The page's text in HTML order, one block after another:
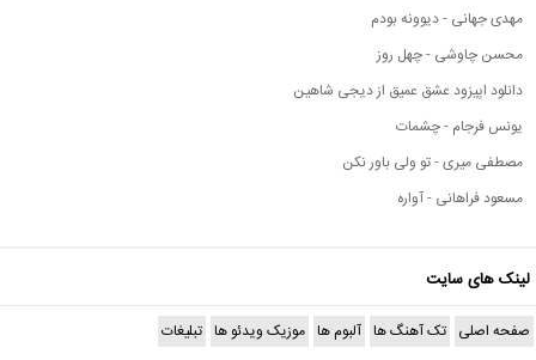
مهدی جهانی - دیوونه بودم
محسن چاوشی - چهل روز
دانلود اپیزود عشق عمیق از دیجی شاهین
یونس فرجام - چشمات
مصطفی میری - تو ولی باور نکن
مسعود فراهانی - آواره
لینک های سایت
صفحه اصلی تک آهنگ ها آلبوم ها موزیک ویدئو ها تبلیغات